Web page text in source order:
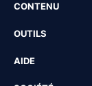
CONTENU
OUTILS
AIDE